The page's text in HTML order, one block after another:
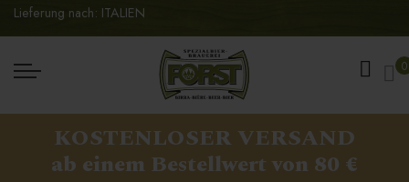
Lieferung nach: ITALIEN
0
KOSTENLOSER VERSAND
ab einem Bestellwert von 80 €